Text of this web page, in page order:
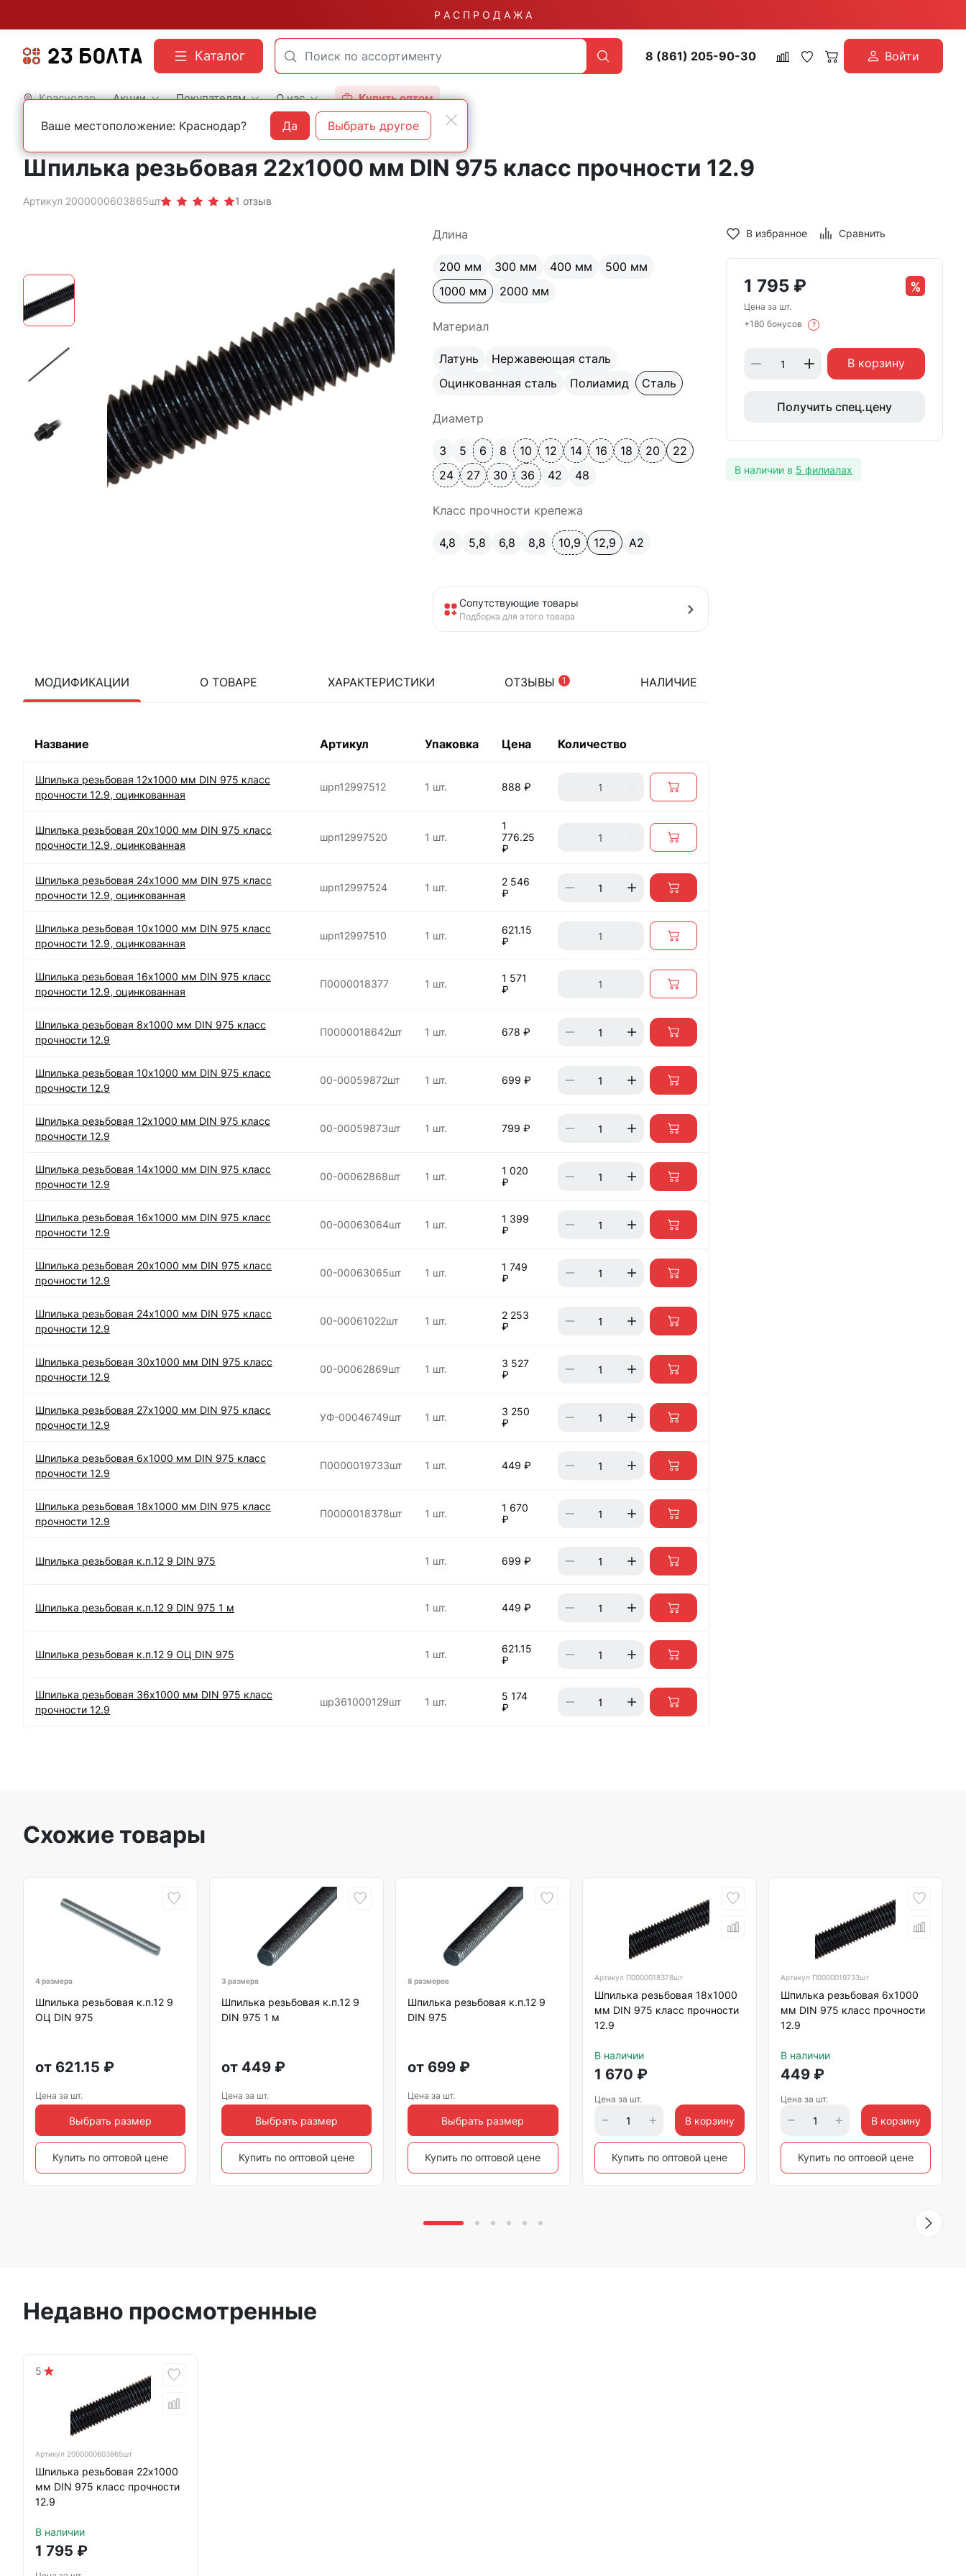
Р А С П Р О Д А Ж А
Каталог 8 (861) 205-90-30 Войти
Краснодар Акции Покупателям О нас Купить оптом
Главная Строительный крепеж Шпильки резьбовые Класс прочности 12.9
Шпилька резьбовая 22х1000 мм DIN 975 класс прочности 12.9
Артикул 2000000603865шт 1 отзыв
Длина
200 мм 300 мм 400 мм
500 мм
1000 мм
2000 мм
Материал
Латунь
Нержавеющая сталь
Оцинкованная сталь
Полиамид Сталь
Диаметр
3 5 6 8 10 12 14 16 18 20
22
24
27 30 36 42 48
Класс прочности крепежа
4,8 5,8 6,8 8,8 10,9 12,9 A2
Сопутствующие товары
Подборка для этого товара
МОДИФИКАЦИИ О ТОВАРЕ ХАРАКТЕРИСТИКИ ОТЗЫВЫ 1 НАЛИЧИЕ
Название Артикул Упаковка Цена Количество
Шпилька резьбовая 12х1000 мм DIN 975 класс
прочности 12.9, оцинкованная
шрп12997512 1 шт. 888 ₽
Шпилька резьбовая 20х1000 мм DIN 975 класс
прочности 12.9, оцинкованная
шрп12997520 1 шт.
1
776.25
₽
Шпилька резьбовая 24х1000 мм DIN 975 класс
прочности 12.9, оцинкованная
шрп12997524 1 шт.
2 546
₽
Шпилька резьбовая 10х1000 мм DIN 975 класс
прочности 12.9, оцинкованная
шрп12997510 1 шт.
621.15
₽
Шпилька резьбовая 16х1000 мм DIN 975 класс
прочности 12.9, оцинкованная
П0000018377 1 шт.
1 571
₽
Шпилька резьбовая 8х1000 мм DIN 975 класс
прочности 12.9
П0000018642шт 1 шт. 678 ₽
Шпилька резьбовая 10х1000 мм DIN 975 класс
прочности 12.9
00-00059872шт 1 шт. 699 ₽
Шпилька резьбовая 12х1000 мм DIN 975 класс
прочности 12.9
00-00059873шт 1 шт. 799 ₽
Шпилька резьбовая 14х1000 мм DIN 975 класс
прочности 12.9
00-00062868шт 1 шт.
1 020
₽
Шпилька резьбовая 16х1000 мм DIN 975 класс
прочности 12.9
00-00063064шт 1 шт.
1 399
₽
Шпилька резьбовая 20х1000 мм DIN 975 класс
прочности 12.9
00-00063065шт 1 шт.
1 749
₽
Шпилька резьбовая 24х1000 мм DIN 975 класс
прочности 12.9
00-00061022шт 1 шт.
2 253
₽
Шпилька резьбовая 30х1000 мм DIN 975 класс
прочности 12.9
00-00062869шт 1 шт.
3 527
₽
Шпилька резьбовая 27х1000 мм DIN 975 класс
прочности 12.9
УФ-00046749шт 1 шт.
3 250
₽
Шпилька резьбовая 6х1000 мм DIN 975 класс
прочности 12.9
П0000019733шт 1 шт. 449 ₽
Шпилька резьбовая 18х1000 мм DIN 975 класс
прочности 12.9
П0000018378шт 1 шт.
1 670
₽
Шпилька резьбовая к.п.12 9 DIN 975 1 шт. 699 ₽
Шпилька резьбовая к.п.12 9 DIN 975 1 м 1 шт. 449 ₽
Шпилька резьбовая к.п.12 9 ОЦ DIN 975 1 шт.
621.15
₽
Шпилька резьбовая 36х1000 мм DIN 975 класс
прочности 12.9
шр361000129шт 1 шт.
5 174
₽
В избранное Сравнить
1 795 ₽
Цена за шт.
+180 бонусов
?
В корзину
Получить спец.цену
В наличии в 5 филиалах
Схожие товары
4 размера
Шпилька резьбовая к.п.12 9
ОЦ DIN 975
от 621.15 ₽
Цена за шт.
Выбрать размер
Купить по оптовой цене
3 размера
Шпилька резьбовая к.п.12 9
DIN 975 1 м
от 449 ₽
Цена за шт.
Выбрать размер
Купить по оптовой цене
8 размеров
Шпилька резьбовая к.п.12 9
DIN 975
от 699 ₽
Цена за шт.
Выбрать размер
Купить по оптовой цене
Артикул П0000018378шт
Шпилька резьбовая 18х1000
мм DIN 975 класс прочности
12.9
В наличии
1 670 ₽
Цена за шт.
В корзину
Купить по оптовой цене
Артикул П0000019733шт
Шпилька резьбовая 6х1000
мм DIN 975 класс прочности
12.9
В наличии
449₽
Цена за шт.
В корзину
Купить по оптовой цене
Недавно просмотренные
5
Артикул 2000000603865шт
Шпилька резьбовая 22х1000
мм DIN 975 класс прочности
12.9
В наличии
1 795 ₽
Ваше местоположение: Краснодар? Да Выбрать другое